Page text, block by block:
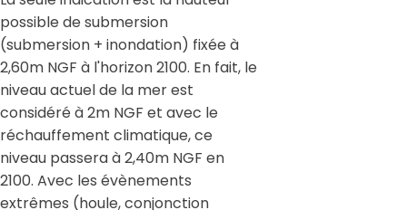
possible de submersion
(submersion + inondation) fixée à
2,60m NGF à l'horizon 2100. En fait, le
niveau actuel de la mer est
considéré à 2m NGF et avec le
réchauffement climatique, ce
niveau passera à 2,40m NGF en
2100. Avec les évènements
extrêmes (houle, conjonction